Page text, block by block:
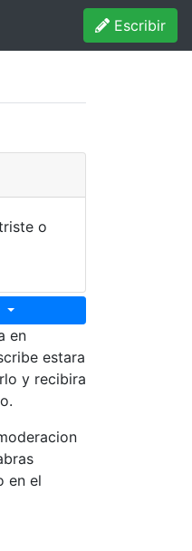
Escribir
o
en
estara
y recibira
en el